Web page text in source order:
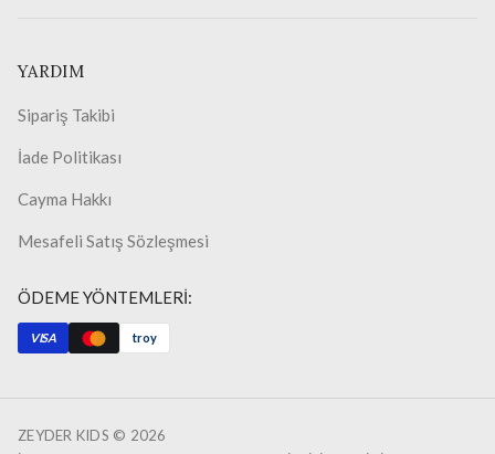
YARDIM
Sipariş Takibi
İade Politikası
Cayma Hakkı
Mesafeli Satış Sözleşmesi
ÖDEME YÖNTEMLERİ:
VISA troy
ZEYDER KIDS © 2026